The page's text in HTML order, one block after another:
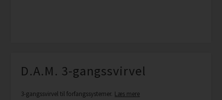
D.A.M. 3-gangssvirvel
3-gangssvirvel til forfangssystemer. Læs mere